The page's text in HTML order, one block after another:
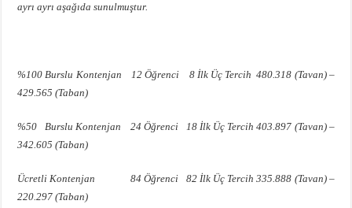
ayrı ayrı aşağıda sunulmuştur.
%100 Burslu Kontenjan 12 Öğrenci 8 İlk Üç Tercih 480.318 (Tavan) –
429.565 (Taban)
%50 Burslu Kontenjan 24 Öğrenci 18 İlk Üç Tercih 403.897 (Tavan) –
342.605 (Taban)
Ücretli Kontenjan 84 Öğrenci 82 İlk Üç Tercih 335.888 (Tavan) –
220.297 (Taban)